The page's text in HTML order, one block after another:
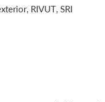
, RIVUT, SRI